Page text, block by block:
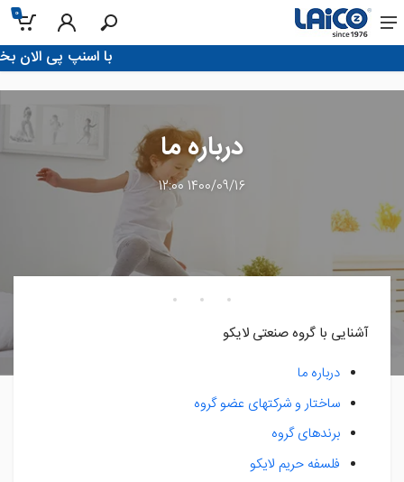
0
!با اسنپ پی الان بخر، تو 4 قسط
درباره ما
1400/09/16 12:00
آشنایی با گروه صنعتی لایکو
درباره ما
ساختار و شرکتهای عضو گروه
برندهای گروه
فلسفه حریم لایکو